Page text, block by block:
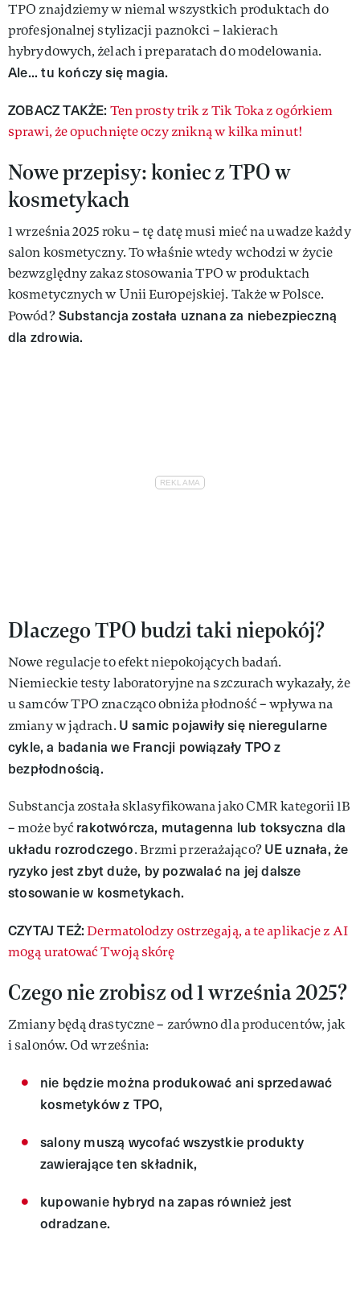
TPO znajdziemy w niemal wszystkich produktach do
profesjonalnej stylizacji paznokci – lakierach
hybrydowych, żelach i preparatach do modelowania.
Ale... tu kończy się magia.
ZOBACZ TAKŻE: Ten prosty trik z Tik Toka z ogórkiem
sprawi, że opuchnięte oczy znikną w kilka minut!
Nowe przepisy: koniec z TPO w
kosmetykach
1 września 2025 roku – tę datę musi mieć na uwadze każdy
salon kosmetyczny. To właśnie wtedy wchodzi w życie
bezwzględny zakaz stosowania TPO w produktach
kosmetycznych w Unii Europejskiej. Także w Polsce.
Powód?Substancja została uznana za niebezpieczną
dla zdrowia.
Dlaczego TPO budzi taki niepokój?
Nowe regulacje to efekt niepokojących badań.
Niemieckie testy laboratoryjne na szczurach wykazały, że
u samców TPO znacząco obniża płodność – wpływa na
zmiany w jądrach. U samic pojawiły się nieregularne
cykle, a badania we Francji powiązały TPO z
bezpłodnością.
Substancja została sklasyfikowana jako CMR kategorii 1B
– może byćrakotwórcza, mutagenna lub toksyczna dla
układu rozrodczego. Brzmi przerażająco?UE uznała, że
ryzyko jest zbyt duże, by pozwalać na jej dalsze
stosowanie w kosmetykach.
CZYTAJ TEŻ: Dermatolodzy ostrzegają, a te aplikacje z AI
mogą uratować Twoją skórę
Czego nie zrobisz od 1 września 2025?
Zmiany będą drastyczne – zarówno dla producentów, jak
i salonów. Od września:
nie będzie można produkować ani sprzedawać
kosmetyków z TPO,
salony muszą wycofać wszystkie produkty
zawierające ten składnik,
kupowanie hybryd na zapas również jest
odradzane.